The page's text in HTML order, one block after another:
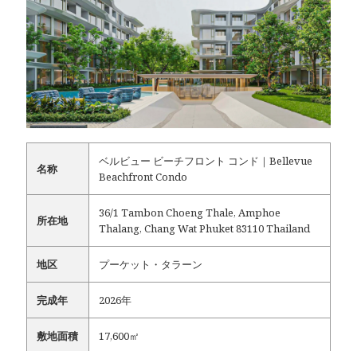
名称
ベルビュー ビーチフロント コンド｜Bellevue
Beachfront Condo
所在地
36/1 Tambon Choeng Thale, Amphoe
Thalang, Chang Wat Phuket 83110 Thailand
地区 プーケット・タラーン
完成年 2026年
敷地面積 17,600㎡